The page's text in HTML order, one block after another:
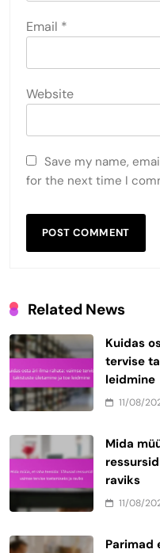
Email *
Website
Save my name,
for the next time I
Related News
Kuidas
tervise
leidmine
11/08/
Mida
raviks
11/08/
Parimad